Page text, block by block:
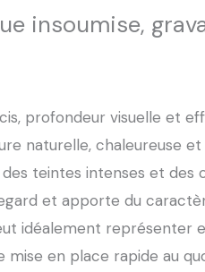
insoumise,
profondeur visuelle et
naturelle, chaleureuse
teintes intenses et des
et apporte du
idéalement représenter
en place rapide au